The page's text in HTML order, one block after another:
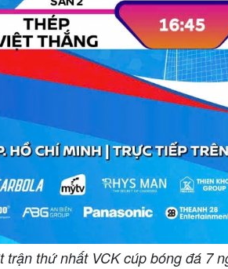
trận thứ nhất VCK cúp bóng đá 7